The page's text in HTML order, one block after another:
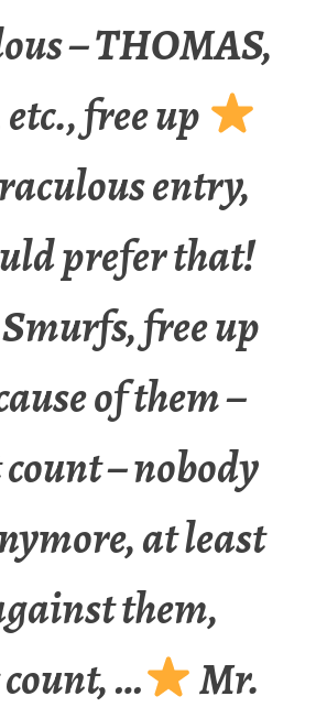
– THOMAS,
free up
entry,
prefer that!
free up
of them –
count – nobody
at least
them,
count, …
Mr.